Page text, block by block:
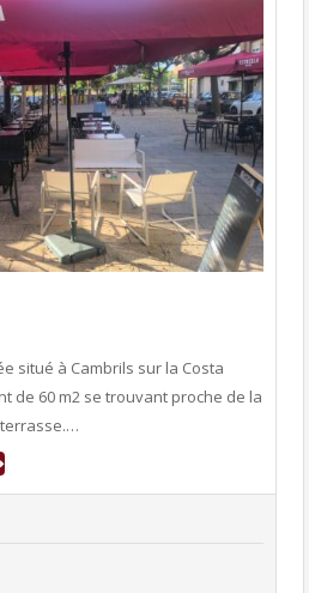
Fonds de commerce
situé à Cambrils sur la Costa
de 60 m2 se trouvant proche de la
terrasse.…